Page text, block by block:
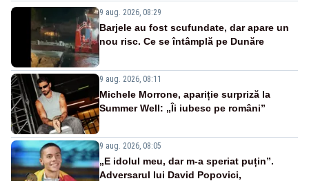
9 aug. 2026, 08:29
Barjele au fost scufundate, dar apare un
nou risc. Ce se întâmplă pe Dunăre
9 aug. 2026, 08:11
Michele Morrone, apariție surpriză la
Summer Well: „Îi iubesc pe români”
9 aug. 2026, 08:05
„E idolul meu, dar m-a speriat puțin”.
Adversarul lui David Popovici,